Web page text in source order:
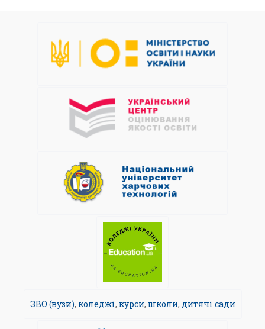
ЗВО (вузи), коледжі, курси, школи, дитячі сади